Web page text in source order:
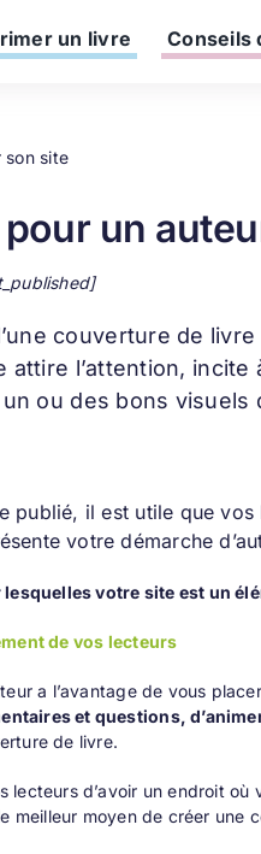
un livre Conseils
son site
un
couverture de livre
attire l’attention,
ou des bons
publié, il est utile que
votre démarche
votre site est un
de vos lecteurs
a l’avantage de vous
et questions,
de livre.
lecteurs d’avoir un endroit
meilleur moyen de créer une